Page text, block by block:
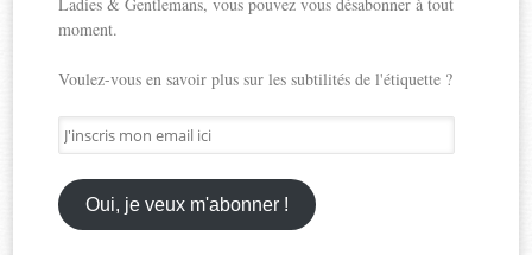
Ladies & Gentlemans, vous pouvez vous désabonner à tout
moment.
Voulez-vous en savoir plus sur les subtilités de l'étiquette ?
J'inscris
mon
email
ici
Oui, je veux m'abonner !